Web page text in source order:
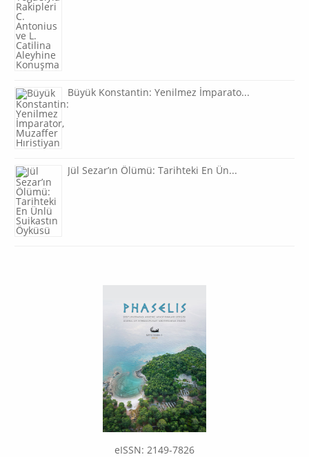
Büyük Konstantin: Yenilmez İmparato...
Jül Sezar’ın Ölümü: Tarihteki En Ün...
eISSN: 2149-7826